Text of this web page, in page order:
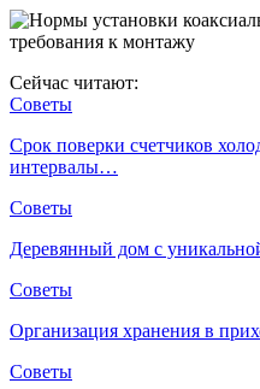
Сейчас читают:
Советы
Срок поверки счетчиков
интервалы…
Советы
Деревянный дом с
Советы
Организация хранения в
Советы